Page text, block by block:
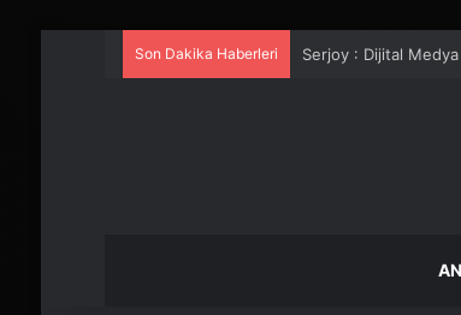
Son Dakika Haberleri UETDS Nedir ?